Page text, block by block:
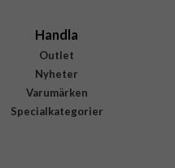
Handla
Outlet
Nyheter
Varumärken
Specialkategorier